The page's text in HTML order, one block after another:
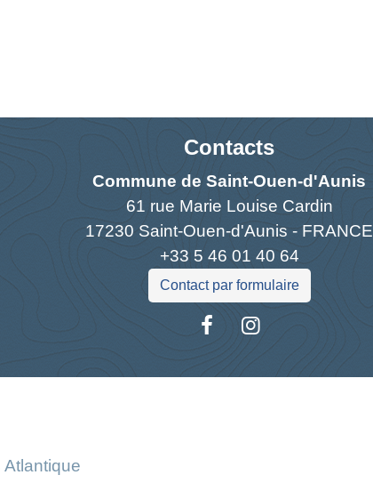
Contacts
Commune de Saint-Ouen-d'Aunis
61 rue Marie Louise Cardin
17230 Saint-Ouen-d'Aunis - FRANCE
+33 5 46 01 40 64
Contact par formulaire
Atlantique